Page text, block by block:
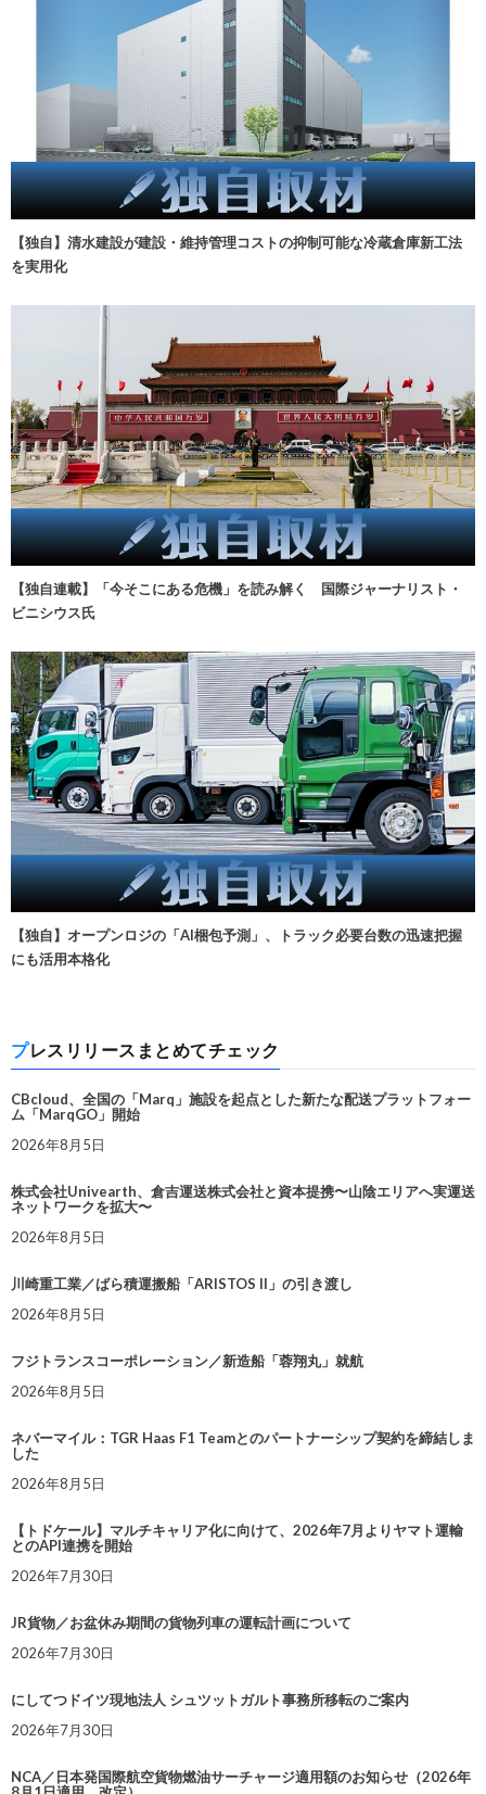
【独自】清水建設が建設・維持管理コストの抑制可能な冷蔵倉庫新工法
を実用化
【独自連載】「今そこにある危機」を読み解く 国際ジャーナリスト・
ビニシウス氏
【独自】オープンロジの「AI梱包予測」、トラック必要台数の迅速把握
にも活用本格化
プレスリリースまとめてチェック
CBcloud、全国の「Marq」施設を起点とした新たな配送プラットフォー
ム「MarqGO」開始
2026年8月5日
株式会社Univearth、倉吉運送株式会社と資本提携〜山陰エリアへ実運送
ネットワークを拡大〜
2026年8月5日
川崎重工業／ばら積運搬船「ARISTOS II」の引き渡し
2026年8月5日
フジトランスコーポレーション／新造船「蓉翔丸」就航
2026年8月5日
ネバーマイル：TGR Haas F1 Teamとのパートナーシップ契約を締結しま
した
2026年8月5日
【トドケール】マルチキャリア化に向けて、2026年7月よりヤマト運輸
とのAPI連携を開始
2026年7月30日
JR貨物／お盆休み期間の貨物列車の運転計画について
2026年7月30日
にしてつドイツ現地法人 シュツットガルト事務所移転のご案内
2026年7月30日
NCA／日本発国際航空貨物燃油サーチャージ適用額のお知らせ（2026年